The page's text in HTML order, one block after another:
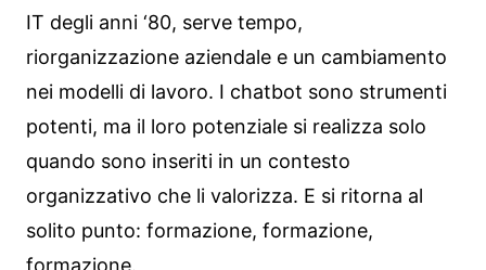
IT degli anni ‘80, serve tempo,
riorganizzazione aziendale e un cambiamento
nei modelli di lavoro. I chatbot sono strumenti
potenti, ma il loro potenziale si realizza solo
quando sono inseriti in un contesto
organizzativo che li valorizza. E si ritorna al
solito punto: formazione, formazione,
formazione.